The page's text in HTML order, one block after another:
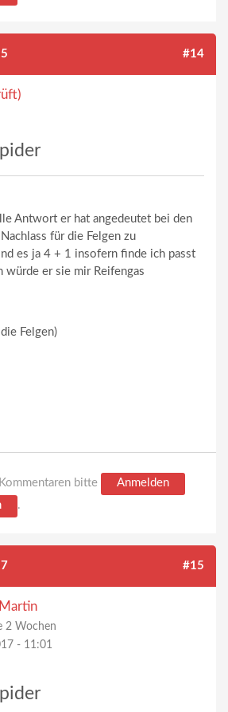
#14
Antwort er hat angedeutet bei den
für die Felgen zu
es ja 4 + 1 insofern finde ich passt
würde er sie mir Reifengas
Felgen)
bitte
Anmelden
.
#15
Martin
2 Wochen
- 11:01